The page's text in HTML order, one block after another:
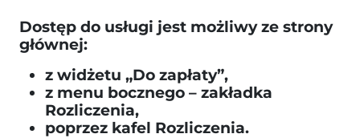
Dostęp do usługi jest możliwy ze strony
głównej:
z widżetu „Do zapłaty”,
z menu bocznego – zakładka
Rozliczenia,
poprzez kafel Rozliczenia.